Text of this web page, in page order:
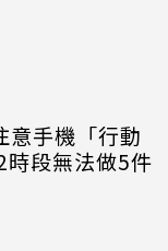
手機「行動
時段無法做5件